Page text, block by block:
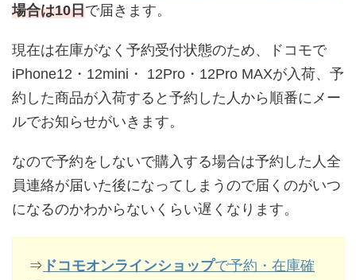
場合は10日で届きます。
現在は在庫がなく予約受付状態のため、ドコモで
iPhone12・12mini・ 12Pro・12Pro MAXが入荷、予
約した商品が入荷すると予約した人から順番にメー
ルでお知らせがいきます。
なので予約をしないで購入する場合は予約した人全
員連絡が届いた後になってしまうので届くのがいつ
になるのかわからないくらい遅くなります。
⇒ ドコモオンラインショップで予約・在庫確